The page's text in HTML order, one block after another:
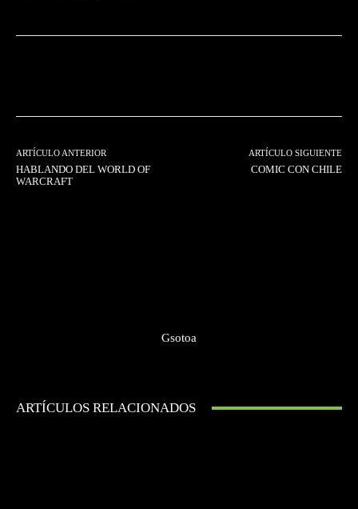
ARTÍCULO ANTERIOR
HABLANDO DEL WORLD OF
WARCRAFT
ARTÍCULO SIGUIENTE
COMIC CON CHILE
Gsotoa
ARTÍCULOS RELACIONADOS